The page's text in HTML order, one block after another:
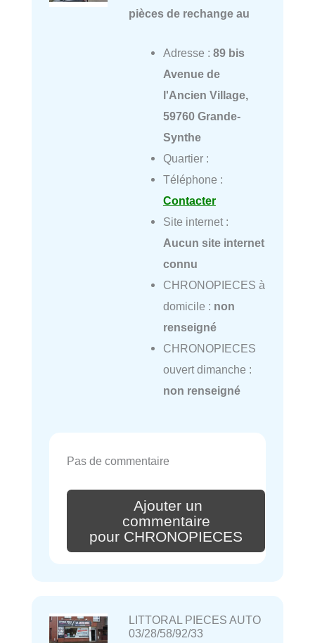
pièces de rechange au
Adresse : 89 bis
Avenue de
l'Ancien Village,
59760 Grande-
Synthe
Quartier :
Téléphone :
Contacter
Site internet :
Aucun site internet
connu
CHRONOPIECES à
domicile : non
renseigné
CHRONOPIECES
ouvert dimanche :
non renseigné
Pas de commentaire
Ajouter un
commentaire
pour CHRONOPIECES
LITTORAL PIECES AUTO
03/28/58/92/33